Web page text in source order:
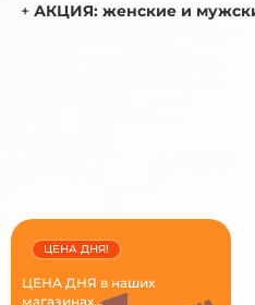
+ АКЦИЯ: женские и
ЦЕНА ДНЯ в наших
магазинах...
ЦЕНА ДНЯ!